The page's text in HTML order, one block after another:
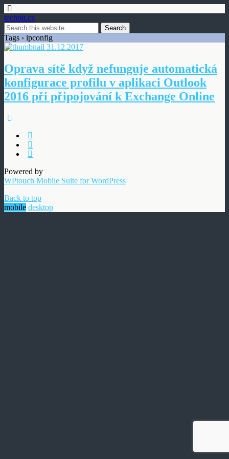
techbit.cz
Tags › ipconfig
31.12.2017
Oprava sítě když nefunguje automatická
konfigurace profilu v aplikaci Outlook
2016 při připojování k Exchange Online
Powered by
WPtouch Mobile Suite for WordPress
Back to top
mobile desktop